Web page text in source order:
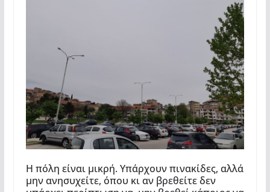
Η πόλη είναι μικρή. Υπάρχουν πινακίδες, αλλά
μην ανησυχείτε, όπου κι αν βρεθείτε δεν